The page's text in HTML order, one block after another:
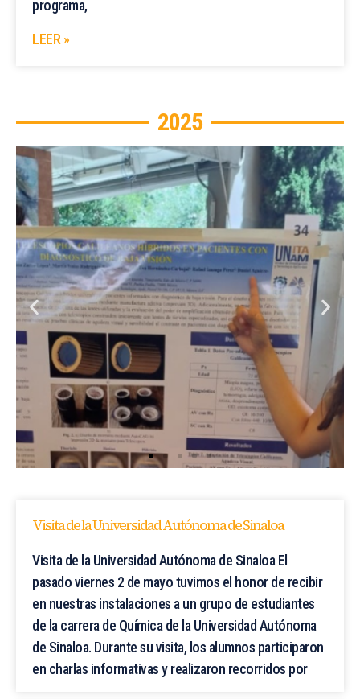
programa,
LEER »
2025
Visita de la Universidad Autónoma de Sinaloa
Visita de la Universidad Autónoma de Sinaloa El
pasado viernes 2 de mayo tuvimos el honor de recibir
en nuestras instalaciones a un grupo de estudiantes
de la carrera de Química de la Universidad Autónoma
de Sinaloa. Durante su visita, los alumnos participaron
en charlas informativas y realizaron recorridos por